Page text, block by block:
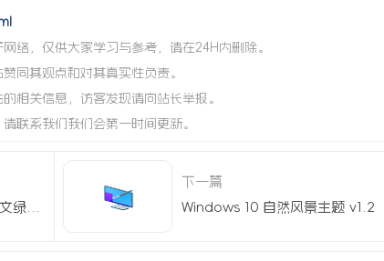
络，仅供大家学习与参考，请在24H内删除。
同其观点和对其真实性负责。
相关信息，访客发现请向站长举报。
联系我们我们会第一时间更新。
下一篇
Windows 10 自然风景主题 v1.2